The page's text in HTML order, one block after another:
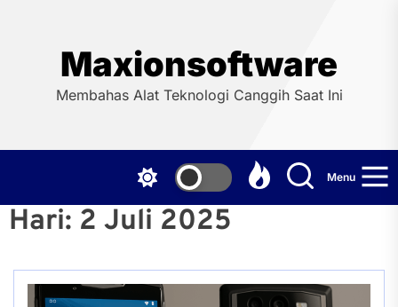
Maxionsoftware
Membahas Alat Teknologi Canggih Saat Ini
Menu
Hari: 2 Juli 2025